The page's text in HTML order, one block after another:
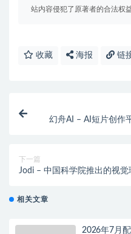
站内容侵犯了原著者的合法权
收藏 海报 链
幻舟AI – AI短片创作
下一篇
Jodi – 中国科学院推出的视
相关文章
2026年7月